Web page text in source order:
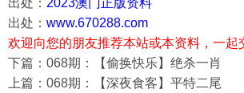
出处： 2023澳门正版资料
出处： www.670288.com
欢迎向您的朋友推荐本站或本资料，一起
下篇：068期：【偷换快乐】绝杀一肖
上篇：068期：【深夜食客】平特二尾